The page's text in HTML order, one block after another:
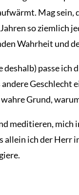
Mag sein,
so ziemlich
Wahrheit und
passe ich
Geschlecht
Grund,
meditieren, mich
ich der Herr